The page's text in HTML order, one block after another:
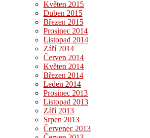
Květen 2015
Duben 2015
Březen 2015
Prosinec 2014
Listopad 2014
Září 2014
Červen 2014
Květen 2014
Březen 2014
Leden 2014
Prosinec 2013
Listopad 2013
Září 2013
Srpen 2013
Červenec 2013